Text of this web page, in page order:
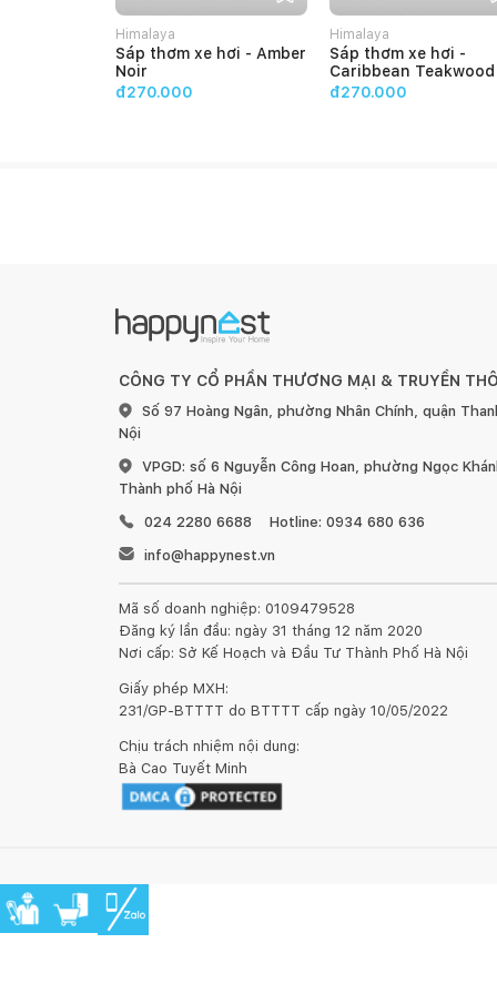
** Hướng dẫn sử dụng: Cắt bớt còn 0.5cm trước
còn 1 cm dưới đáy
** Chính sách đổi trả: "KHÔNG THÍCH LÀ ĐỔI"
Himalaya
Sáp thơm xe hơi - Amber
Noir
đ270.000
Himalaya
Sáp thơm xe hơi -
Caribbean Teakwood
đ270.000
CÔNG TY CỔ PHẦN THƯƠNG MẠI & TRUYỀN
Số 97 Hoàng Ngân, phường Nhân Chính, quận
Nội
VPGD: số 6 Nguyễn Công Hoan, phường Ngọc
Thành phố Hà Nội
024 2280 6688
Hotline: 0934 680 636
info@happynest.vn
Mã số doanh nghiệp: 0109479528
Đăng ký lần đầu: ngày 31 tháng 12 năm 2020
Nơi cấp: Sở Kế Hoạch và Đầu Tư Thành Phố Hà Nội
Giấy phép MXH:
231/GP-BTTTT do BTTTT cấp ngày 10/05/2022
Chịu trách nhiệm nội dung:
Bà Cao Tuyết Minh